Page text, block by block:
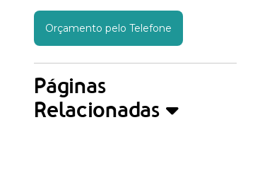
Orçamento pelo Telefone
Páginas
Relacionadas